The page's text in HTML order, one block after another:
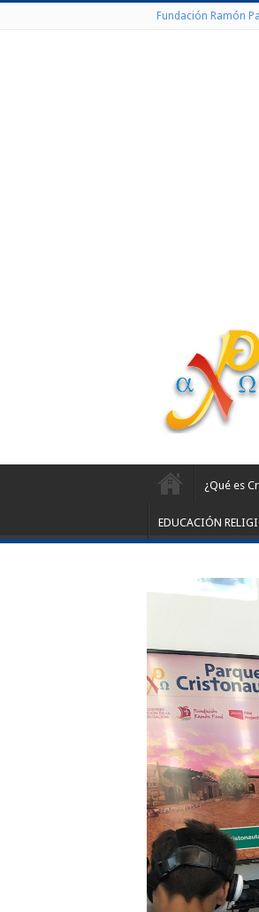
Fundación Ramón
¿Qué es
EDUCACIÓN